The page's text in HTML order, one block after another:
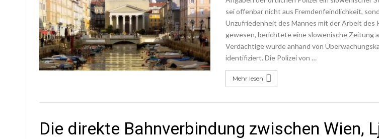
sei offenbar nicht aus Fremdenfeindlichkeit,
Unzufriedenheit des Mannes mit der Arbeit des
gewesen, berichtete eine slowenische Zeitung
Verdächtige wurde anhand von
identifiziert. Die Polizei von …
Mehr lesen
Die direkte Bahnverbindung zwischen Wien,